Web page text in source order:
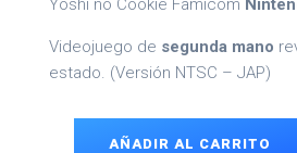
Videojuego de segunda mano
estado. (Versión NTSC – JAP)
AÑADIR AL CARRITO